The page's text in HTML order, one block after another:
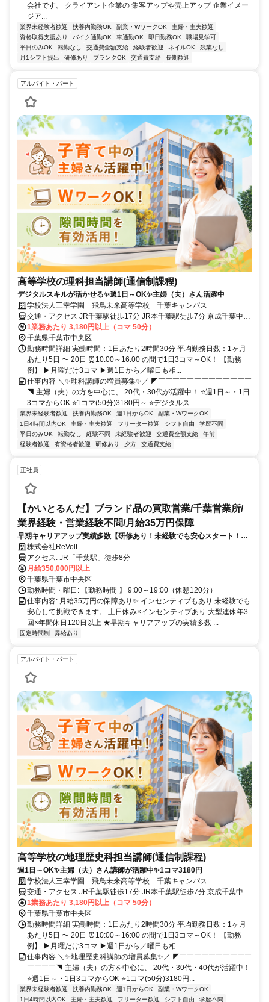
会社です。 クライアント企業の 集客アップや売上アップ 企業イメー
ジア...
業界未経験者歓迎 扶養内勤務OK 副業・WワークOK
主婦・主夫歓迎
資格取得支援あり
バイク通勤OK 車通勤OK 即日勤務OK
職場見学可
平日のみOK
転勤なし 交通費全額支給 経験者歓迎 ネイルOK
残業なし
月1シフト提出
研修あり ブランクOK 交通費支給 長期歓迎
アルバイト・パート
高等学校の理科担当講師(通信制課程)
デジタルスキルが活かせる✨週1日～OK✨主婦（夫）さん活躍中
学校法人三幸学園 飛鳥未来高等学校 千葉キャンパス
交通・アクセス JR千葉駅徒歩17分 JR本千葉駅徒歩7分 京成千葉中央
駅徒歩7分
1業務あたり 3,180円以上（コマ 50分）
千葉県千葉市中央区
勤務時間詳細 実働時間：1日あたり2時間30分 平均勤務日数：1ヶ月
あたり5日 〜 20日 ⏰10:00～16:00 の間で1日3コマ～OK！ 【勤務
例】 ▶月曜だけ3コマ ▶週1日から／曜日も相...
仕事内容 ＼✨理科講師の増員募集✨／ ◤￣￣￣￣￣￣￣￣￣￣￣￣￣
◥ 主婦（夫）の方を中心に、 20代・30代が活躍中！ ⭐週1日～・1日
3コマからOK ⭐1コマ(50分)3180円～ ⭐デジタルス...
業界未経験者歓迎 扶養内勤務OK 週1日からOK
副業・WワークOK
1日4時間以内OK
主婦・主夫歓迎 フリーター歓迎 シフト自由
学歴不問
平日のみOK
転勤なし 経験不問 未経験者歓迎 交通費全額支給
午前
経験者歓迎
有資格者歓迎 研修あり 夕方 交通費支給
正社員
【かいとるんだ】ブランド品の買取営業/千葉営業所/
業界経験・営業経験不問/月給35万円保障
早期キャリアアップ実績多数【研修あり！未経験でも安心スタート！】
月給35万円保証◆毎月インセンティブの買取営業／土日休みで年休120
日以上
株式会社ReVolt
アクセス: JR「千葉駅」徒歩8分
月給350,000円以上
千葉県千葉市中央区
勤務時間・曜日: 【勤務時間 】 9:00～19:00（休憩120分）
仕事内容: 月給35万円の保障あり✨ インセンティブもあり 未経験でも
安心して挑戦できます。 土日休み×インセンティブあり 大型連休年3
回×年間休日120日以上 ★早期キャリアアップの実績多数 ...
固定時間制 昇給あり
アルバイト・パート
高等学校の地理歴史科担当講師(通信制課程)
週1日～OK✨主婦（夫）さん講師が活躍中✨1コマ3180円
学校法人三幸学園 飛鳥未来高等学校 千葉キャンパス
交通・アクセス JR千葉駅徒歩17分 JR本千葉駅徒歩7分 京成千葉中央
駅徒歩7分
1業務あたり 3,180円以上（コマ 50分）
千葉県千葉市中央区
勤務時間詳細 実働時間：1日あたり2時間30分 平均勤務日数：1ヶ月
あたり5日 〜 20日 ⏰10:00～16:00 の間で1日3コマ～OK！ 【勤務
例】 ▶月曜だけ3コマ ▶週1日から／曜日も相...
仕事内容 ＼✨地理歴史科講師の増員募集✨／ ◤￣￣￣￣￣￣￣￣￣￣
￣￣￣￣◥ 主婦（夫）の方を中心に、 20代・30代・40代が活躍中！
⭐週1日～・1日3コマからOK ⭐1コマ(50分)3180円...
業界未経験者歓迎 扶養内勤務OK 週1日からOK
副業・WワークOK
1日4時間以内OK
主婦・主夫歓迎 フリーター歓迎 シフト自由 学歴不問